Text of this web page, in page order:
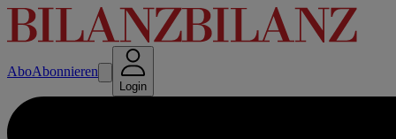
AboAbonnieren
Login